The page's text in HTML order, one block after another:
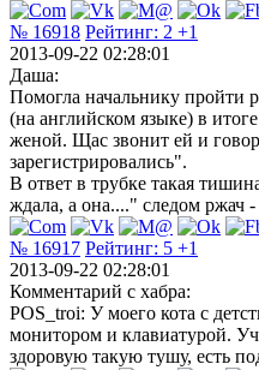
№ 16918 Рейтинг: 2 +1
2013-09-22 02:28:01
Даша:
Помогла начальнику пройти
(на английском языке) в
женой. Щас звонит ей и
зарегистрировались".
В ответ в трубке такая
ждала, а она...." следом ржач
№ 16917 Рейтинг: 5 +1
2013-09-22 02:28:01
Комментарий с хабра:
POS_troi: У моего кота с
монитором и клавиатурой.
здоровую такую тушу, есть